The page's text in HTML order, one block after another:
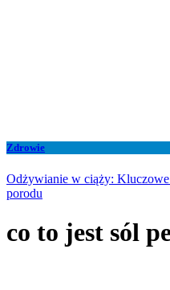
Zdrowie
Odżywianie w ciąży:
porodu
co to jest sól